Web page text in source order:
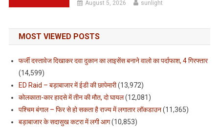
August 5, 2026 sunlight
MOST VIEWED POSTS
फर्जी दस्तावेज दिखाकर दवा दुकान का लाइसेंस बनाने वालो का पर्दाफाश, 4 गिरफ्तार
(14,599)
ED Raid – बड़ाबाजार में ईडी की छापेमारी(13,972)
कोलकाता-कार हादसे में तीन की मौत, दो घायल(12,081)
पश्चिम बंगाल – फिर से हो सकता है राज्य में लगातार लॉकडाउन(11,365)
बड़ाबाजार के सदासुख कटरा में लगी आग(10,853)